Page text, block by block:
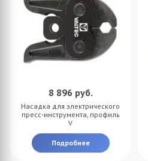
8 896 руб.
Насадка для электрического
пресс-инструмента, профиль
V
Подробнее